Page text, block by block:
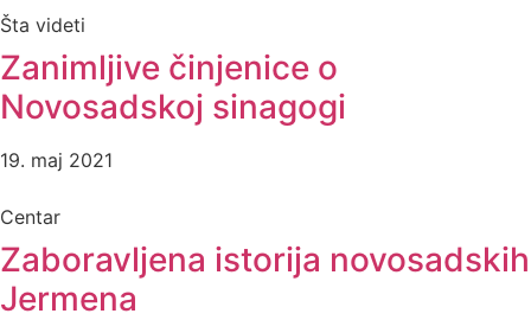
Šta videti
Zanimljive činjenice o
Novosadskoj sinagogi
19. maj 2021
Centar
Zaboravljena istorija novosadskih
Jermena